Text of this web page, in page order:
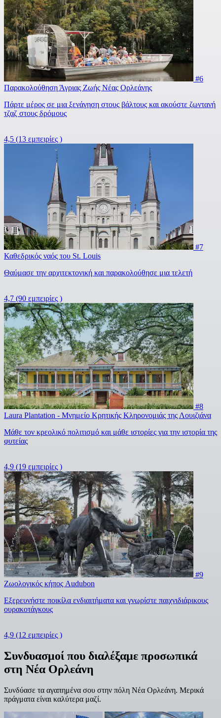
#6
Παρακολούθηση Άγριας Ζωής Νέας Ορλεάνης
Πάρτε μέρος σε μια ξενάγηση στους βάλτους και ακούστε ζωντανή
τζαζ στους δρόμους
4,5 (13 εμπειρίες )
#7
Καθεδρικός ναός του St. Louis
Θαύμασε την αρχιτεκτονική και παρακολούθησε μια τελετή
4,7 (90 εμπειρίες )
#8
Laura Plantation - Μνημείο Κρητικής Κληρονομιάς της Λουιζιάνα
Μάθε τον κρεολικό πολιτισμό και μάθε ιστορίες για την ιστορία της
φυτείας
4,9 (19 εμπειρίες )
#9
Ζωολογικός κήπος Audubon
Εξερευνήστε ποικίλα ενδιαιτήματα και γνωρίστε παιχνιδιάρικους
ουρακοτάγκους
4,9 (12 εμπειρίες )
Συνδυασμοί που διαλέξαμε προσωπικά
στη Νέα Ορλεάνη
Συνδύασε τα αγαπημένα σου στην πόλη Νέα Ορλεάνη. Μερικά
πράγματα είναι καλύτερα μαζί.